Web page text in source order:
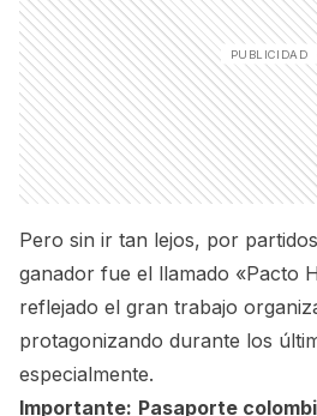
Pero sin ir tan lejos, por
ganador fue el llamado «Pacto
reflejado el gran trabajo
protagonizando durante los
especialmente.
Importante: Pasaporte